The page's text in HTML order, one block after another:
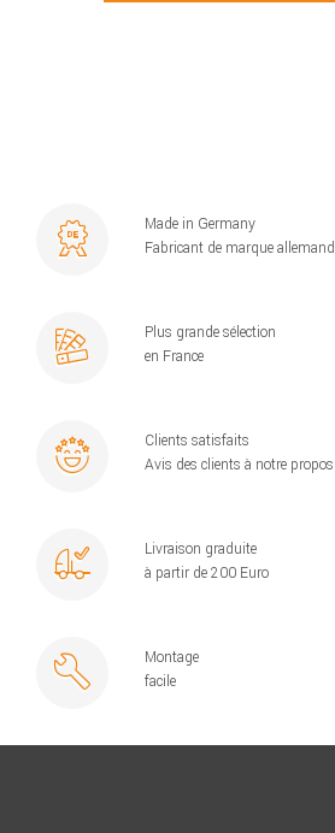
Made in Germany
Fabricant de marque allemand
Plus grande sélection
en France
Clients satisfaits
Avis des clients à notre propos
Livraison graduite
à partir de 200 Euro
Montage
facile